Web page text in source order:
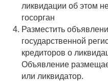
ликвидации об этом
госорган
Разместить
государственной
кредиторов о
Объявление
или ликвидатор.